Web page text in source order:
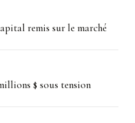
remis sur le marché
$ sous tension